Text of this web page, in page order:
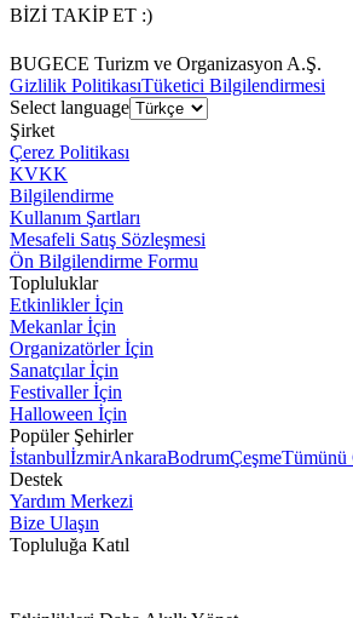
BİZİ TAKİP ET :)
BUGECE Turizm ve Organizasyon A.Ş.
Gizlilik PolitikasıTüketici Bilgilendirmesi
Select language
Şirket
Çerez Politikası
KVKK
Bilgilendirme
Kullanım Şartları
Mesafeli Satış Sözleşmesi
Ön Bilgilendirme Formu
Topluluklar
Etkinlikler İçin
Mekanlar İçin
Organizatörler İçin
Sanatçılar İçin
Festivaller İçin
Halloween İçin
Popüler Şehirler
İstanbulİzmirAnkaraBodrumÇeşmeTümünü
Destek
Yardım Merkezi
Bize Ulaşın
Topluluğa Katıl